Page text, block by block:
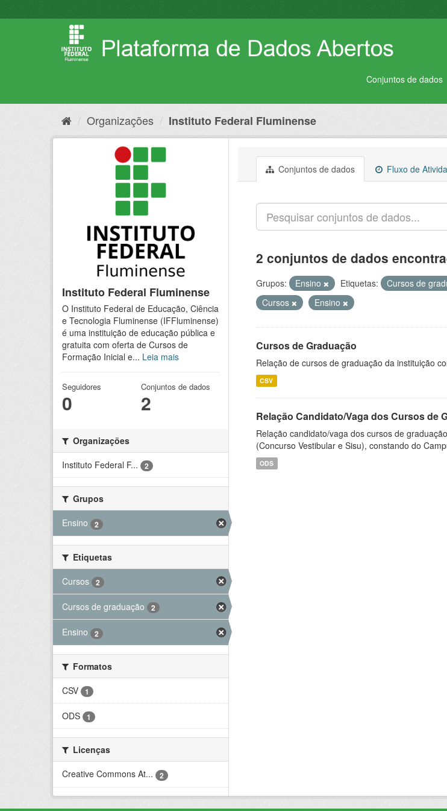
para
Conjuntos de dados
Organizações Instituto Federal Fluminense
Instituto Federal Fluminense
O Instituto Federal de Educação, Ciência
e Tecnologia Fluminense (IFFluminense)
é uma instituição de educação pública e
gratuita com oferta de Cursos de
Formação Inicial e... Leia mais
Seguidores
0
Conjuntos de dados
2
Organizações
Instituto Federal F...
2
Grupos
Ensino
2
Etiquetas
Cursos
2
Cursos de graduação 2
Ensino 2
Formatos
CSV
1
ODS 1
Licenças
Creative Commons At...
2
Conjuntos de dados Fluxo de
2 conjuntos de dados
Grupos: Ensino Etiquetas:
Cursos de
Cursos
Ensino
Cursos de Graduação
Relação de cursos de graduação da instituição
CSV
Relação Candidato/Vaga dos Cursos de
Relação candidato/vaga dos cursos de
(Concurso Vestibular e Sisu), constando do
ODS